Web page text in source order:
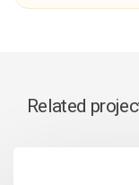
Related